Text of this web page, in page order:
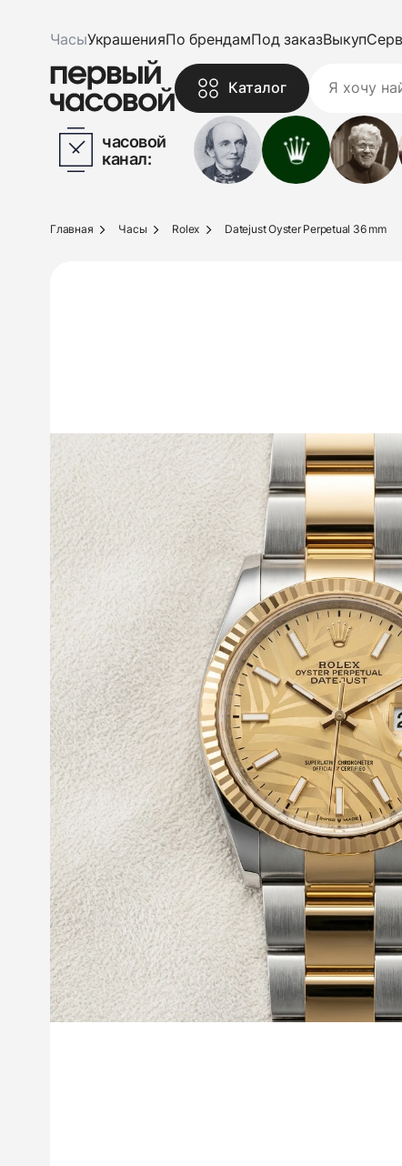
ЧасыУкрашенияПо брендамПод заказВыкуп
Каталог
часовой
канал:
Главная Часы Rolex Datejust Oyster Perpetual 36 mm